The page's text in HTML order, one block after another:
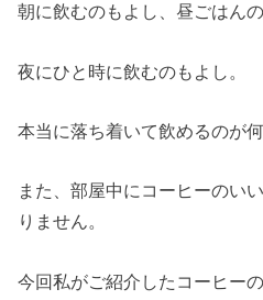
朝に飲むのもよし、昼ごはん
夜にひと時に飲むのもよし。
本当に落ち着いて飲めるのが
また、部屋中にコーヒーのい
りません。
今回私がご紹介したコーヒー